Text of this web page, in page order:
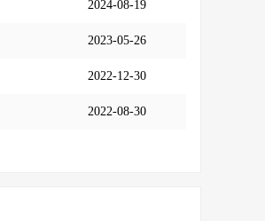
2024-08-19
2023-05-26
2022-12-30
2022-08-30